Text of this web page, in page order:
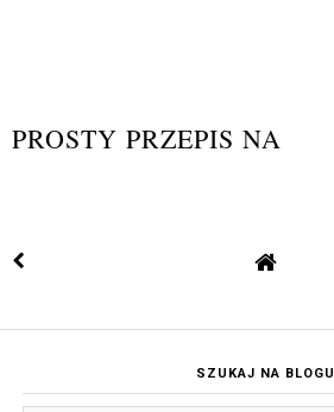
PROSTY PRZEPIS NA
SZUKAJ NA BLOGU